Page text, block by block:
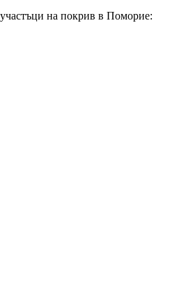
на покрив в Поморие: